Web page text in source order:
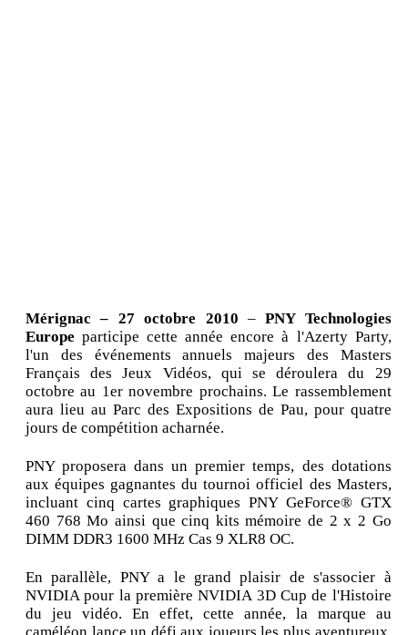
Mérignac – 27 octobre 2010 –PNY Technologies
Europe participe cette année encore à l'Azerty Party,
l'un des événements annuels majeurs des Masters
Français des Jeux Vidéos, qui se déroulera du 29
octobre au 1er novembre prochains. Le rassemblement
aura lieu au Parc des Expositions de Pau, pour quatre
jours de compétition acharnée.
PNY proposera dans un premier temps, des dotations
aux équipes gagnantes du tournoi officiel des Masters,
incluant cinq cartes graphiques PNY GeForce® GTX
460 768 Mo ainsi que cinq kits mémoire de 2 x 2 Go
DIMM DDR3 1600 MHz Cas 9 XLR8 OC.
En parallèle, PNY a le grand plaisir de s'associer à
NVIDIA pour la première NVIDIA 3D Cup de l'Histoire
du jeu vidéo. En effet, cette année, la marque au
caméléon lance un défi aux joueurs les plus aventureux,